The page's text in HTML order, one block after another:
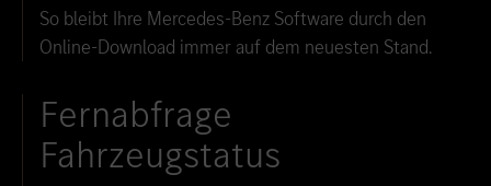
So bleibt Ihre Mercedes-Benz Software durch den
Online-Download immer auf dem neuesten Stand.
Fernabfrage
Fahrzeugstatus